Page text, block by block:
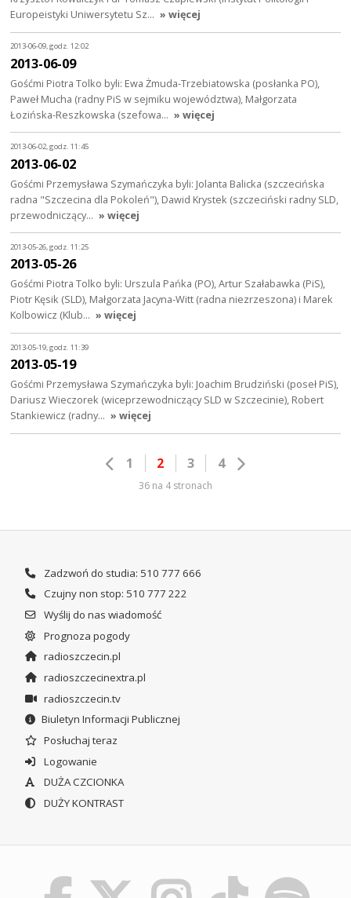
Europeistyki Uniwersytetu Sz… » więcej
2013-06-09, godz. 12:02
2013-06-09
Gośćmi Piotra Tolko byli: Ewa Żmuda-Trzebiatowska (posłanka PO),
Paweł Mucha (radny PiS w sejmiku województwa), Małgorzata
Łozińska-Reszkowska (szefowa… » więcej
2013-06-02, godz. 11:45
2013-06-02
Gośćmi Przemysława Szymańczyka byli: Jolanta Balicka (szczecińska
radna "Szczecina dla Pokoleń"), Dawid Krystek (szczeciński radny SLD,
przewodniczący… » więcej
2013-05-26, godz. 11:25
2013-05-26
Gośćmi Piotra Tolko byli: Urszula Pańka (PO), Artur Szałabawka (PiS),
Piotr Kęsik (SLD), Małgorzata Jacyna-Witt (radna niezrzeszona) i Marek
Kolbowicz (Klub… » więcej
2013-05-19, godz. 11:39
2013-05-19
Gośćmi Przemysława Szymańczyka byli: Joachim Brudziński (poseł PiS),
Dariusz Wieczorek (wiceprzewodniczący SLD w Szczecinie), Robert
Stankiewicz (radny… » więcej
1 2 3 4
36 na 4 stronach
Zadzwoń do studia: 510 777 666
Czujny non stop: 510 777 222
Wyślij do nas wiadomość
Prognoza pogody
radioszczecin.pl
radioszczecinextra.pl
radioszczecin.tv
Biuletyn Informacji Publicznej
Posłuchaj teraz
Logowanie
DUŻA CZCIONKA
DUŻY KONTRAST